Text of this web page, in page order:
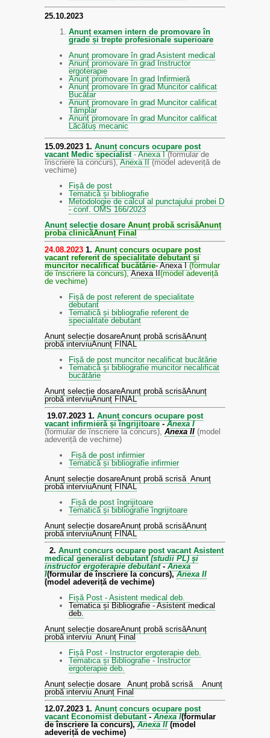
25.10.2023
Anunț examen intern de promovare în
grade și trepte profesionale superioare
Anunț promovare în grad Asistent medical
Anunț promovare în grad Instructor
ergoterapie
Anunț promovare în grad Infirmieră
Anunț promovare în grad Muncitor calificat
Bucătar
Anunț promovare în grad Muncitor calificat
Tâmplar
Anunț promovare în grad Muncitor calificat
Lăcătuș mecanic
15.09.2023 1. Anunț concurs ocupare post
vacant Medic specialist-Anexa I(formular de
înscriere la concurs),Anexa II(model adeveriță de
vechime)
Fișă de post
Tematică și bibliografie
Metodologie de calcul al punctajului probei D
- conf. OMS 166/2023
Anunț selecție dosare Anunț probă scrisăAnunț
proba clinicăAnunț Final
24.08.2023 1. Anunț concurs ocupare post
vacant referent de specialitate debutant și
muncitor necalificat bucătărie-Anexa I(formular
de înscriere la concurs),Anexa II(model adeveriță
de vechime)
Fișă de post referent de specialitate
debutant
Tematică și bibliografie referent de
specialitate debutant
Anunț selecție dosareAnunț probă scrisăAnunț
probă interviuAnunț FINAL
Fișă de post muncitor necalificat bucătărie
Tematică și bibliografie muncitor necalificat
bucătărie
Anunț selecție dosareAnunț probă scrisăAnunț
probă interviuAnunț FINAL
19.07.2023 1. Anunț concurs ocupare post
vacant infirmieră și îngrijitoare-Anexa I
(formular de înscriere la concurs), Anexa II (model
adeveriță de vechime)
Fișă de post infirmier
Tematică și bibliografie infirmier
Anunț selecție dosareAnunț probă scrisă Anunț
probă interviuAnunț FINAL
Fișă de post îngrijitoare
Tematică și bibliografie îngrijitoare
Anunț selecție dosareAnunț probă scrisăAnunț
probă interviuAnunț FINAL
2. Anunț concurs ocupare post vacant Asistent
medical generalist debutant(studii PL) și
instructor ergoterapie debutant-Anexa
I(formular de înscriere la concurs),Anexa II
(model adeveriță de vechime)
Fișă Post - Asistent medical deb.
Tematica și Bibliografie - Asistent medical
deb.
Anunț selecție dosareAnunț probă scrisăAnunț
probă interviuAnunț Final
Fișă Post - Instructor ergoterapie deb.
Tematica și Bibliografie - Instructor
ergoterapie deb.
Anunț selecție dosare Anunț probă scrisăAnunț
probă interviuAnunț Final
12.07.2023 1. Anunț concurs ocupare post
vacant Economist debutant-Anexa I(formular
de înscriere la concurs),Anexa II(model
adeveriță de vechime)